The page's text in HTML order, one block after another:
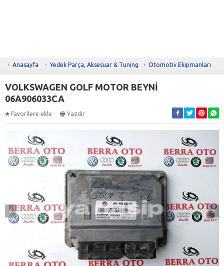
Anasayfa Yedek Parça, Aksesuar & Tuning Otomotiv Ekipmanları
VOLKSWAGEN GOLF MOTOR BEYNİ
06A906033CA
Favorilere ekle Yazdır